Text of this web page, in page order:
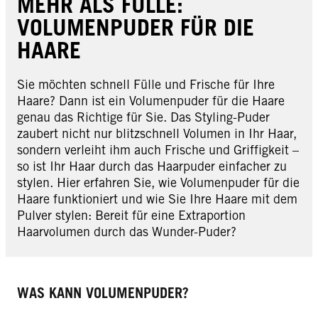
VOLUMENPUDER FÜR DIE
HAARE
Sie möchten schnell Fülle und Frische für Ihre
Haare? Dann ist ein Volumenpuder für die Haare
genau das Richtige für Sie. Das Styling-Puder
zaubert nicht nur blitzschnell Volumen in Ihr Haar,
sondern verleiht ihm auch Frische und Griffigkeit –
so ist Ihr Haar durch das Haarpuder einfacher zu
stylen. Hier erfahren Sie, wie Volumenpuder für die
Haare funktioniert und wie Sie Ihre Haare mit dem
Pulver stylen: Bereit für eine Extraportion
Haarvolumen durch das Wunder-Puder?
WAS KANN VOLUMENPUDER?